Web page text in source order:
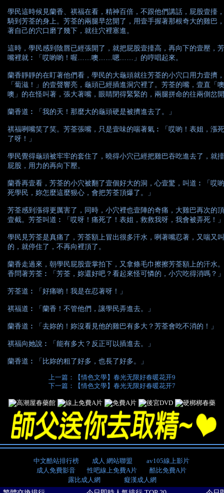
學民這時候見蘭香、祺福在看，精神百倍，不跟他們講話，屁股壹擡
騎到芳荃的身上。芳荃的兩腿早岔開了，用壹手握著那根奇大的雞巴
著自己的穴口磨了幾下，就往穴裡塞進。
這時，學民感到陰唇已經張開了，就把屁股壹擡高，再向下的壹壓，
嘴裡就︰「哎喲喲！喔……噢……嗯……」的哼唱起來。
蘭香靜靜的在盯著他們看，學民的大龜頭就往芳荃的小穴口用力壹擠，
「蔔滋！」的壹聲響亮，龜頭已經插進洞穴裡了。芳荃的嘴，壹直「噢
噢」的在怪叫著，張大著嘴，眼睛閉得緊緊的，兩腿拼命的往兩側岔
蘭香道︰「我的天！那麼大的龜頭硬是被擠進去了。」
祺福咧嘴笑了笑。芳荃張嘴，只是壹味的喘著氣︰「哎喲！表姐，漲
了呀！」
學民覺得龜頭被牢牢的套住了，曉得小穴已經把雞巴吞吃進去了，就
屁股，用力的再向下壓。
蘭香再壹看，芳荃的小穴被翻了壹個好大的洞，心壹驚，叫道︰「哎
死學民，妳怎麼這麼狠心，會把芳荃頂爆了。」
芳荃感到漲得更厲害了，同時，小穴裡也壹陣的奇痛，大雞巴再次的
壹截。芳荃叫道︰「哎呀！痛死了！表姐，救救我呀，我會被弄死！」
學民見芳荃是真痛了，芳荃額上冒出很多汗水，咧著嘴忍著，又喘又叫
的，就停住了，不再向裡頂了。
蘭香走過來，朝學民屁股壹掌拍下，又拿條毛巾擦擦芳荃額上的汗水
香問著芳荃︰「芳荃，妳還好吧？看起來怪可憐的，小穴吃得消嗎？」
芳荃道︰「好痛喲！我是在忍著呀！」
祺福道︰「蘭香！不管他們，讓學民弄進去。」
蘭香道︰「去妳的！妳沒看見他的雞巴有多大？芳荃會吃不消的！」
祺福向她說︰「能有多大？反正可以插進去。」
蘭香道︰「比妳的粗了好多，也長了好多。」
上一篇：【情色文學】春光无限好春暖花开9
下一篇：【情色文學】春光无限好春暖花开7
中文酷站排行榜 成人 網站聯盟
av105線上影片
成人免費影音
性吧線上免費A片
酷比免費A片
露比成人網
癡漢成人網